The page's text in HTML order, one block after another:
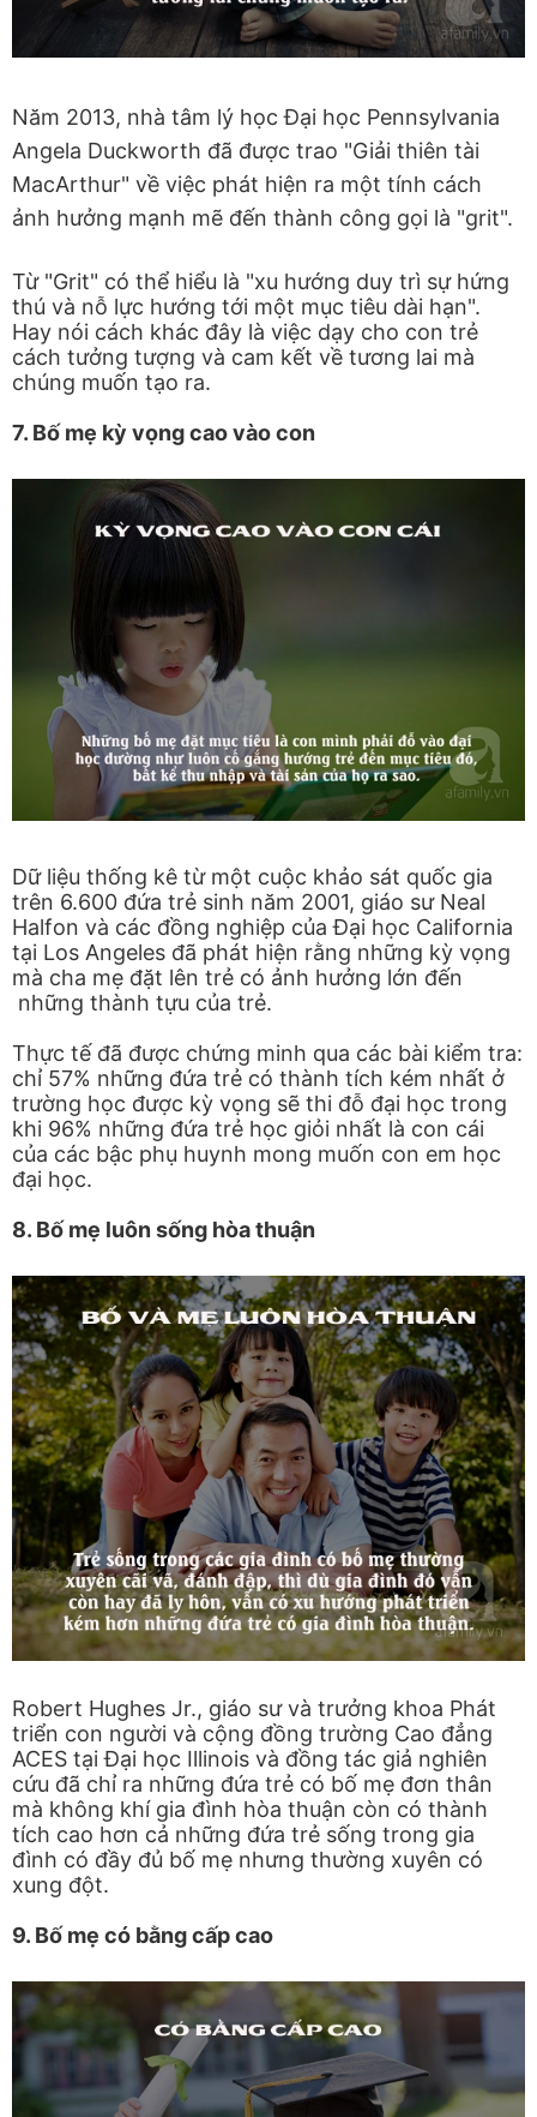
Năm 2013, nhà tâm lý học Đại học Pennsylvania
Angela Duckworth đã được trao "Giải thiên tài
MacArthur" về việc phát hiện ra một tính cách
ảnh hưởng mạnh mẽ đến thành công gọi là "grit".
Từ "Grit" có thể hiểu là "xu hướng duy trì sự hứng
thú và nỗ lực hướng tới một mục tiêu dài hạn".
Hay nói cách khác đây là việc dạy cho con trẻ
cách tưởng tượng và cam kết về tương lai mà
chúng muốn tạo ra.
7. Bố mẹ kỳ vọng cao vào con
Dữ liệu thống kê từ một cuộc khảo sát quốc gia
trên 6.600 đứa trẻ sinh năm 2001, giáo sư Neal
Halfon và các đồng nghiệp của Đại học California
tại Los Angeles đã phát hiện rằng những kỳ vọng
mà cha mẹ đặt lên trẻ có ảnh hưởng lớn đến
những thành tựu của trẻ.
Thực tế đã được chứng minh qua các bài kiểm tra:
chỉ 57% những đứa trẻ có thành tích kém nhất ở
trường học được kỳ vọng sẽ thi đỗ đại học trong
khi 96% những đứa trẻ học giỏi nhất là con cái
của các bậc phụ huynh mong muốn con em học
đại học.
8. Bố mẹ luôn sống hòa thuận
Robert Hughes Jr., giáo sư và trưởng khoa Phát
triển con người và cộng đồng trường Cao đẳng
ACES tại Đại học Illinois và đồng tác giả nghiên
cứu đã chỉ ra những đứa trẻ có bố mẹ đơn thân
mà không khí gia đình hòa thuận còn có thành
tích cao hơn cả những đứa trẻ sống trong gia
đình có đầy đủ bố mẹ nhưng thường xuyên có
xung đột.
9. Bố mẹ có bằng cấp cao